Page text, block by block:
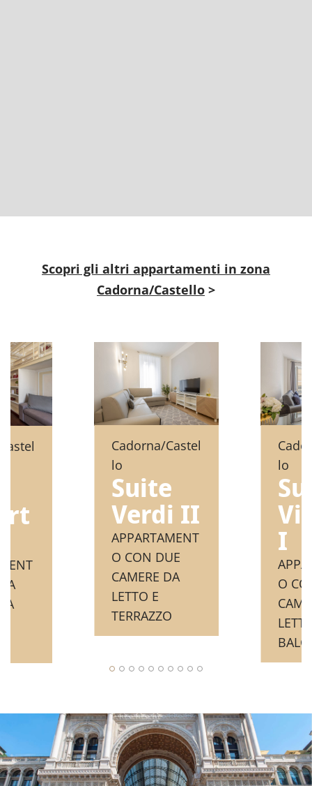
Scopri gli altri appartamenti in zona
Cadorna/Castello >
Cadorna/Castel
lo
Suite
Verdi II
APPARTAMENT
O CON DUE
CAMERE DA
LETTO E
TERRAZZO
lo
I
O